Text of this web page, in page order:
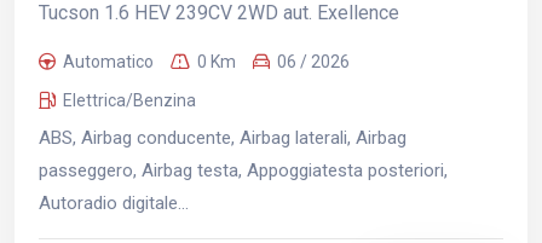
Tucson 1.6 HEV 239CV 2WD aut. Exellence
Automatico 0 Km
06 / 2026
Elettrica/Benzina
ABS, Airbag conducente, Airbag laterali, Airbag
passeggero, Airbag testa, Appoggiatesta posteriori,
Autoradio digitale...